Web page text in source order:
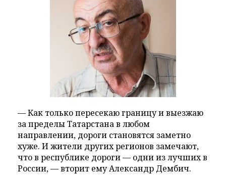
— Как только пересекаю границу и выезжаю
за пределы Татарстана в любом
направлении, дороги становятся заметно
хуже. И жители других регионов замечают,
что в республике дороги — одни из лучших в
России, — вторит ему Александр Дембич.